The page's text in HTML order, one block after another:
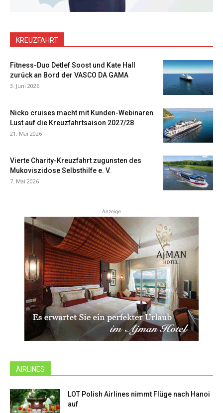
KREUZFAHRT
Fitness-Duo Detlef Soost und Kate Hall
zurück an Bord der VASCO DA GAMA
3. Juni 2026
Nicko cruises macht mit Kunden-Webinaren
Lust auf die Kreuzfahrtsaison 2027/28
21. Mai 2026
Vierte Charity-Kreuzfahrt zugunsten des
Mukoviszidose Selbsthilfe e. V.
7. Mai 2026
Anzeige
AIRLINES
LOT Polish Airlines nimmt Flüge nach Hanoi
auf